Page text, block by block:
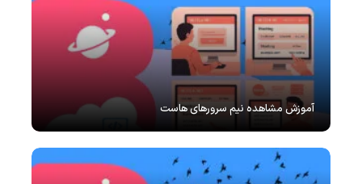
آموزش مشاهده نیم سرورهای هاست